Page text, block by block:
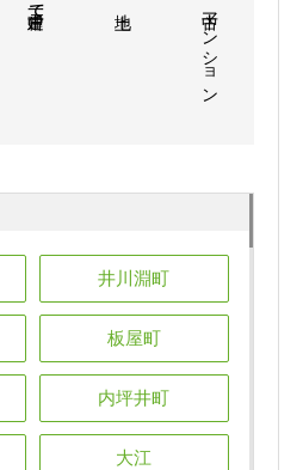
一戸建て マンション
井川淵町
板屋町
内坪井町
大江
井川淵町
板屋町
内坪井町
大江
井川淵町
板屋町
内坪井町
大江
井川淵町
板屋町
内坪井町
大江
井川淵町
板屋町
内坪井町
大江